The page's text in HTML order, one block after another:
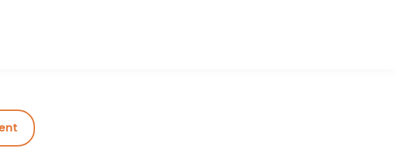
? Exit le mobil-home, optez pour la location d’un